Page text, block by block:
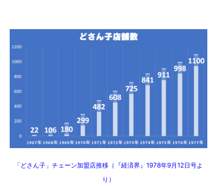
「どさん子」チェーン加盟店推移（『経済界』1978年9月12日号よ
り）